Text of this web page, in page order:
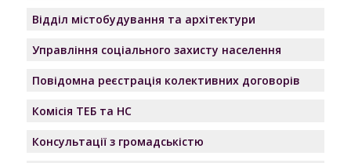
Відділ містобудування та архітектури
Управління соціального захисту населення
Повідомна реєстрація колективних договорів
Комісія ТЕБ та НС
Консультації з громадськістю